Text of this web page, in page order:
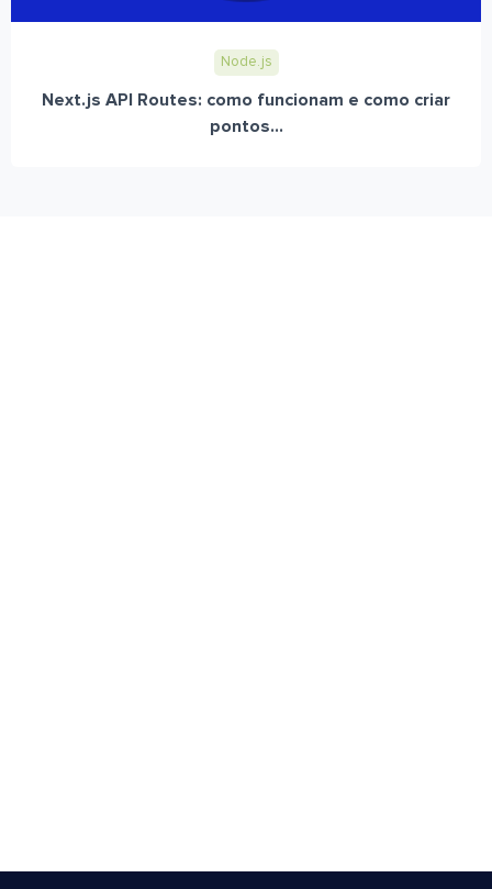
Node.js
Next.js API Routes: como funcionam e como criar
pontos...